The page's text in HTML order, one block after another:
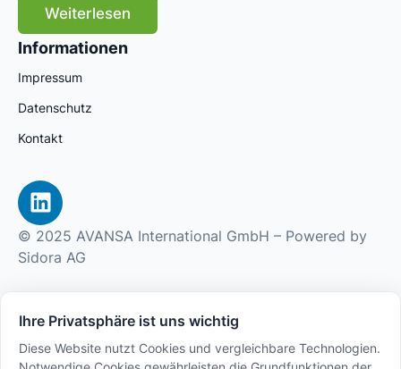
Weiterlesen
Informationen
Impressum
Datenschutz
Kontakt
© 2025 AVANSA International GmbH – Powered by
Sidora AG
Ihre Privatsphäre ist uns wichtig
Diese Website nutzt Cookies und vergleichbare Technologien.